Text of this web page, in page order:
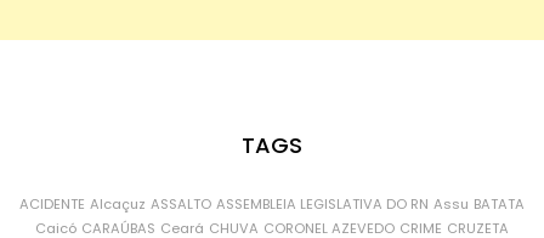
TAGS
ACIDENTE Alcaçuz ASSALTO ASSEMBLEIA LEGISLATIVA DO RN Assu BATATA
Caicó CARAÚBAS Ceará CHUVA CORONEL AZEVEDO CRIME CRUZETA